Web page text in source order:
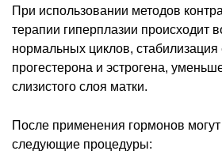
При использовании методов
терапии гиперплазии происходит
нормальных циклов,
прогестерона и эстрогена,
слизистого слоя матки.
После применения гормонов
следующие процедуры: